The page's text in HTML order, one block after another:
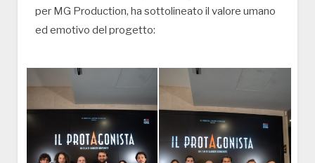
per MG Production, ha sottolineato il valore umano
ed emotivo del progetto: